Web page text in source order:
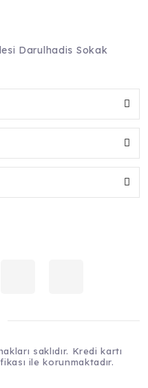
Darulhadis Sokak
saklıdır. Kredi kartı
ile korunmaktadır.